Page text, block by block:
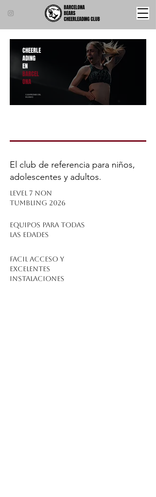
BARCELONA
BEARS
CHEERLEADING CLUB
CHEERLE
ADING
EN
BARCEL
ONA
CAMPEONES DEL
MUNDO
El club de referencia para niños,
adolescentes y adultos.
LEVEL 7 NON
TUMBLING 2026
Equipos para todas
las edades
facil acceso y
excelentes
instalaciones